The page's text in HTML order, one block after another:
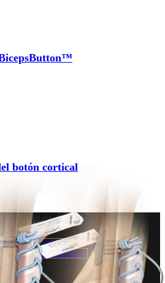
botón cortical
educativas
de nuevo en Arthrex?